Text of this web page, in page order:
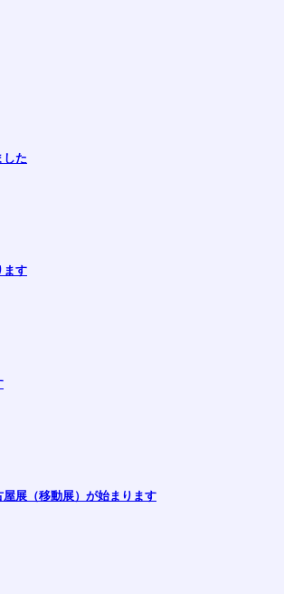
した
ます
展（移動展）が始まります